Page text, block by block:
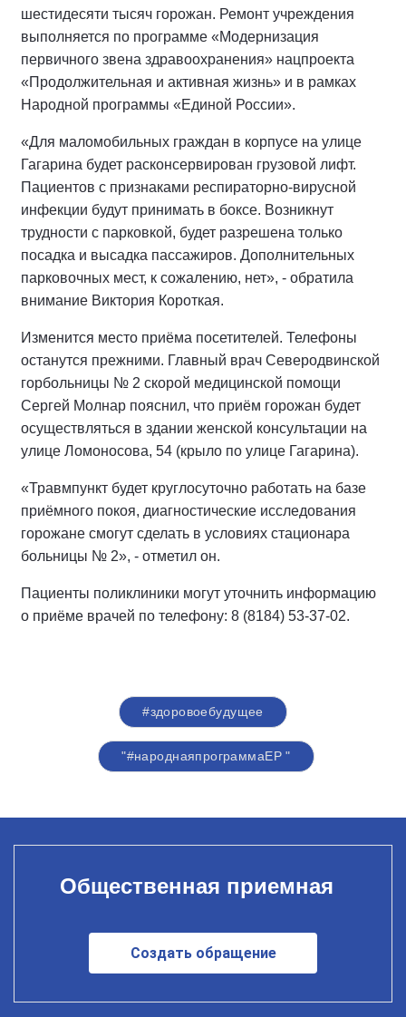
шестидесяти тысяч горожан. Ремонт учреждения
выполняется по программе «Модернизация
первичного звена здравоохранения» нацпроекта
«Продолжительная и активная жизнь» и в рамках
Народной программы «Единой России».
«Для маломобильных граждан в корпусе на улице
Гагарина будет расконсервирован грузовой лифт.
Пациентов с признаками респираторно-вирусной
инфекции будут принимать в боксе. Возникнут
трудности с парковкой, будет разрешена только
посадка и высадка пассажиров. Дополнительных
парковочных мест, к сожалению, нет», - обратила
внимание Виктория Короткая.
Изменится место приёма посетителей. Телефоны
останутся прежними. Главный врач Северодвинской
горбольницы № 2 скорой медицинской помощи
Сергей Молнар пояснил, что приём горожан будет
осуществляться в здании женской консультации на
улице Ломоносова, 54 (крыло по улице Гагарина).
«Травмпункт будет круглосуточно работать на базе
приёмного покоя, диагностические исследования
горожане смогут сделать в условиях стационара
больницы № 2», - отметил он.
Пациенты поликлиники могут уточнить информацию
о приёме врачей по телефону: 8 (8184) 53-37-02.
#здоровоебудущее
"#народнаяпрограммаЕР "
Общественная приемная
Создать обращение